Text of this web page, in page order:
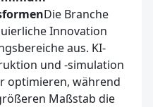
Die Branche
Innovation
aus. KI-
und -simulation
optimieren, während
Maßstab die